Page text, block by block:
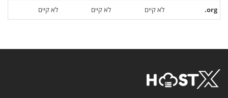
.org לא קיים לא קיים לא קיים